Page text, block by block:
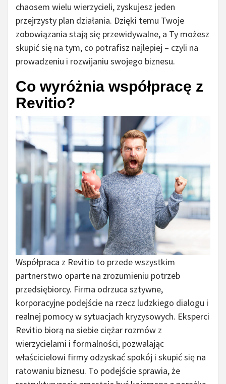
chaosem wielu wierzycieli, zyskujesz jeden
przejrzysty plan działania. Dzięki temu Twoje
zobowiązania stają się przewidywalne, a Ty możesz
skupić się na tym, co potrafisz najlepiej – czyli na
prowadzeniu i rozwijaniu swojego biznesu.
Co wyróżnia współpracę z
Revitio?
Współpraca z Revitio to przede wszystkim
partnerstwo oparte na zrozumieniu potrzeb
przedsiębiorcy. Firma odrzuca sztywne,
korporacyjne podejście na rzecz ludzkiego dialogu i
realnej pomocy w sytuacjach kryzysowych. Eksperci
Revitio biorą na siebie ciężar rozmów z
wierzycielami i formalności, pozwalając
właścicielowi firmy odzyskać spokój i skupić się na
ratowaniu biznesu. To podejście sprawia, że